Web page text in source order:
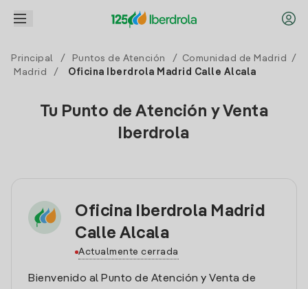
Principal / Puntos de Atención / Comunidad de Madrid
/
Madrid
/ Oficina Iberdrola Madrid Calle Alcala
Tu Punto de Atención y Venta
Iberdrola
Oficina Iberdrola Madrid
Calle Alcala
Actualmente cerrada
Bienvenido al Punto de Atención y Venta de